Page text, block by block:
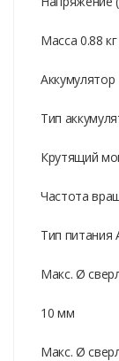
Масса 0.88 кг
Аккумулятор
Тип
Крутящий
Частота
Тип питания
Макс. Ø
10 мм
Макс. Ø